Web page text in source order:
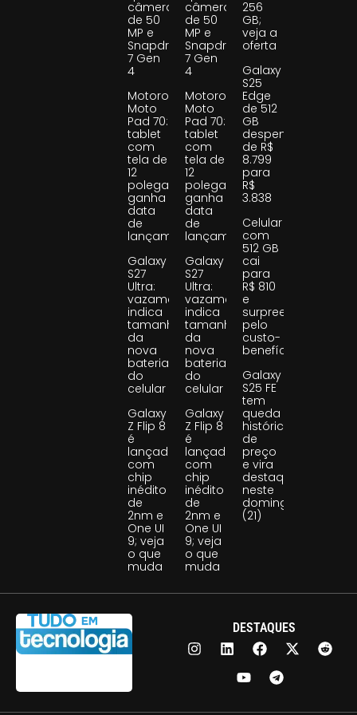
câmeras
de 50
MP e
Snapdragon
7 Gen
4
Motorola
Moto
Pad 70:
tablet
com
tela de
12
polegadas
ganha
data
de
lançamento
Galaxy
S27
Ultra:
vazamento
indica
tamanho
da
nova
bateria
do
celular
Galaxy
Z Flip 8
é
lançado
com
chip
inédito
de
2nm e
One UI
9; veja
o que
muda
câmeras
de 50
MP e
Snapdragon
7 Gen
4
Motorola
Moto
Pad 70:
tablet
com
tela de
12
polegadas
ganha
data
de
lançamento
Galaxy
S27
Ultra:
vazamento
indica
tamanho
da
nova
bateria
do
celular
Galaxy
Z Flip 8
é
lançado
com
chip
inédito
de
2nm e
One UI
9; veja
o que
muda
256
GB;
veja a
oferta
Galaxy
S25
Edge
de 512
GB
despenca
de R$
8.799
para
R$
3.838
Celular
com
512 GB
cai
para
R$ 810
e
surpreende
pelo
custo-
benefício
Galaxy
S25 FE
tem
queda
histórica
de
preço
e vira
destaque
neste
domingo
(21)
DESTAQUES